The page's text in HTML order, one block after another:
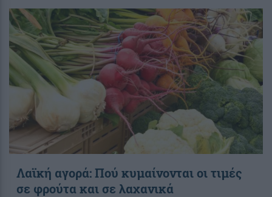
Λαϊκή αγορά: Πού κυμαίνονται οι τιμές
σε φρούτα και σε λαχανικά